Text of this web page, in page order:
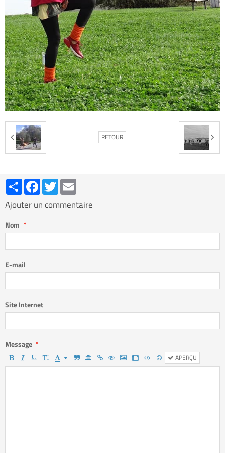
RETOUR
PartagerFacebookTwitter
Ajouter un commentaire
Nom
E-mail
Site Internet
Message
APERÇU